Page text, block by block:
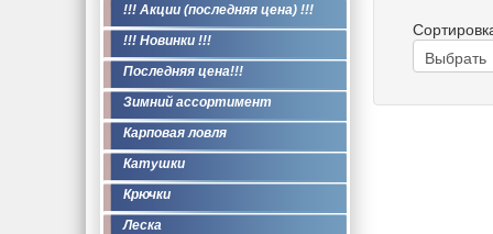
!!! Акции (последняя цена) !!!
!!! Новинки !!!
Последняя цена!!!
Зимний ассортимент
Карповая ловля
Катушки
Крючки
Леска